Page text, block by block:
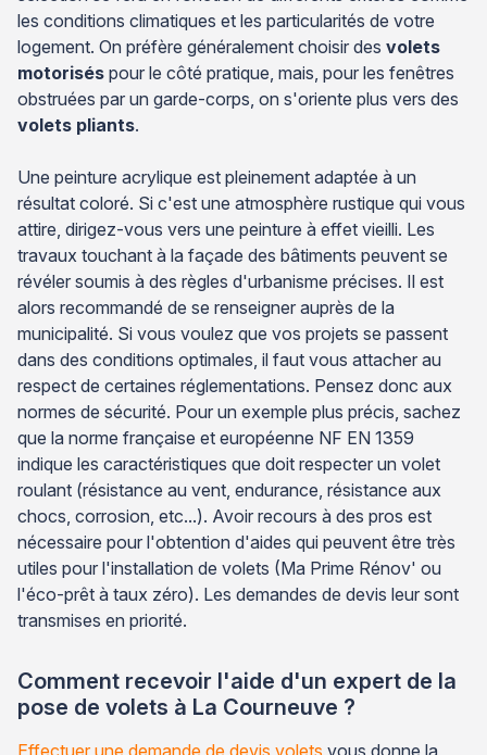
les conditions climatiques et les particularités de votre
logement. On préfère généralement choisir des volets
motorisés pour le côté pratique, mais, pour les fenêtres
obstruées par un garde-corps, on s'oriente plus vers des
volets pliants.
Une peinture acrylique est pleinement adaptée à un
résultat coloré. Si c'est une atmosphère rustique qui vous
attire, dirigez-vous vers une peinture à effet vieilli. Les
travaux touchant à la façade des bâtiments peuvent se
révéler soumis à des règles d'urbanisme précises. Il est
alors recommandé de se renseigner auprès de la
municipalité. Si vous voulez que vos projets se passent
dans des conditions optimales, il faut vous attacher au
respect de certaines réglementations. Pensez donc aux
normes de sécurité. Pour un exemple plus précis, sachez
que la norme française et européenne NF EN 1359
indique les caractéristiques que doit respecter un volet
roulant (résistance au vent, endurance, résistance aux
chocs, corrosion, etc...). Avoir recours à des pros est
nécessaire pour l'obtention d'aides qui peuvent être très
utiles pour l'installation de volets (Ma Prime Rénov' ou
l'éco-prêt à taux zéro). Les demandes de devis leur sont
transmises en priorité.
Comment recevoir l'aide d'un expert de la
pose de volets à La Courneuve ?